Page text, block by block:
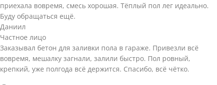
приехала вовремя, смесь хорошая. Тёплый пол лег идеально.
Буду обращаться ещё.
Даниил
Частное лицо
Заказывал бетон для заливки пола в гараже. Привезли всё
вовремя, мешалку загнали, залили быстро. Пол ровный,
крепкий, уже полгода всё держится. Спасибо, всё чётко.